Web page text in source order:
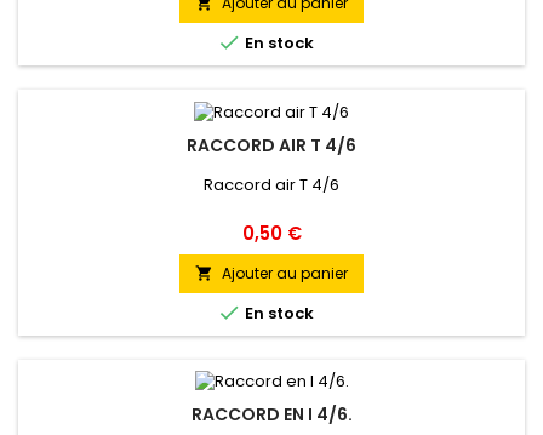
 En stock
RACCORD AIR T 4/6
Raccord air T 4/6
Prix
0,50 €
 Ajouter au panier
 En stock
RACCORD EN I 4/6.